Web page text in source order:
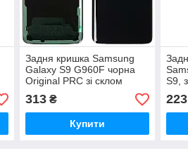
Задня кришка Samsung
Galaxy S9 G960F чорна
Original PRC зі склом
камери
313₴
Купити
S9,
223